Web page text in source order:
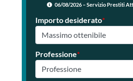
06/08/2026 – Servizio Prestiti
Importo desiderato*
Professione*